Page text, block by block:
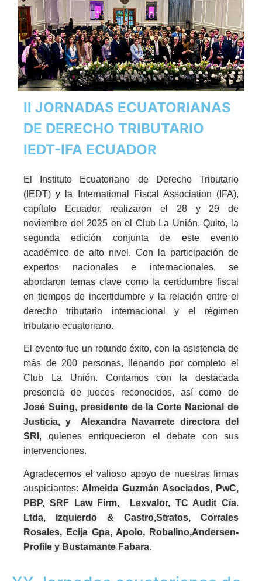
II JORNADAS ECUATORIANAS
DE DERECHO TRIBUTARIO
IEDT-IFA ECUADOR
El Instituto Ecuatoriano de Derecho Tributario
(IEDT) y la International Fiscal Association (IFA),
capítulo Ecuador, realizaron el 28 y 29 de
noviembre del 2025 en el Club La Unión, Quito, la
segunda edición conjunta de este evento
académico de alto nivel. Con la participación de
expertos nacionales e internacionales, se
abordaron temas clave como la certidumbre fiscal
en tiempos de incertidumbre y la relación entre el
derecho tributario internacional y el régimen
tributario ecuatoriano.
El evento fue un rotundo éxito, con la asistencia de
más de 200 personas, llenando por completo el
Club La Unión. Contamos con la destacada
presencia de jueces reconocidos, así como de
José Suing, presidente de la Corte Nacional de
Justicia, y Alexandra Navarrete directora del
SRI , quienes enriquecieron el debate con sus
intervenciones.
Agradecemos el valioso apoyo de nuestras firmas
auspiciantes: Almeida Guzmán Asociados, PwC,
PBP, SRF Law Firm, Lexvalor, TC Audit Cía.
Ltda, Izquierdo & Castro,Stratos, Corrales
Rosales, Ecija Gpa, Apolo, Robalino,Andersen-
Profile y Bustamante Fabara.